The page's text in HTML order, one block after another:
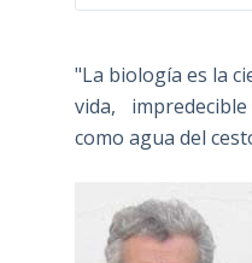
"La biología es la
vida,
como agua del